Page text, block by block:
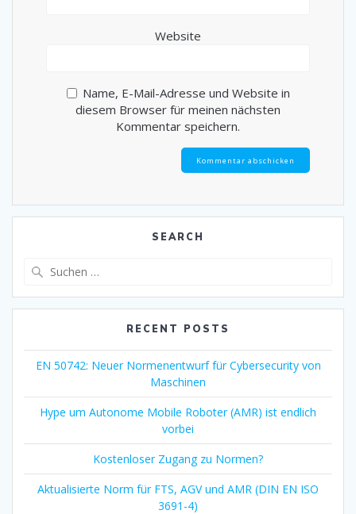
Website
Name, E-Mail-Adresse und Website in
diesem Browser für meinen nächsten
Kommentar speichern.
SEARCH
RECENT POSTS
EN 50742: Neuer Normenentwurf für Cybersecurity von
Maschinen
Hype um Autonome Mobile Roboter (AMR) ist endlich
vorbei
Kostenloser Zugang zu Normen?
Aktualisierte Norm für FTS, AGV und AMR (DIN EN ISO
3691-4)